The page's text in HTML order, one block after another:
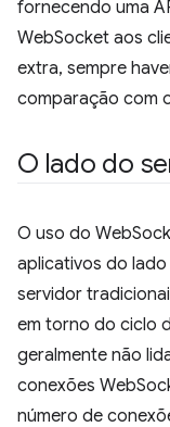
fornecendo uma
WebSocket aos
extra, sempre
comparação com
O lado do
O uso do
aplicativos do
servidor
em torno do ciclo
geralmente não
conexões
número de